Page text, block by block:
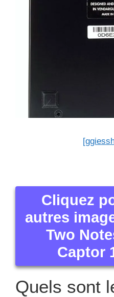
Cliquez
autres
Two
Captor
Quels sont